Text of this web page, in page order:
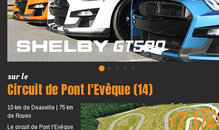
sur le
Circuit de Pont l'Evèque (14)
10 km de Deauville 75 km
de Rouen
Le circuit de Pont l'Evêque